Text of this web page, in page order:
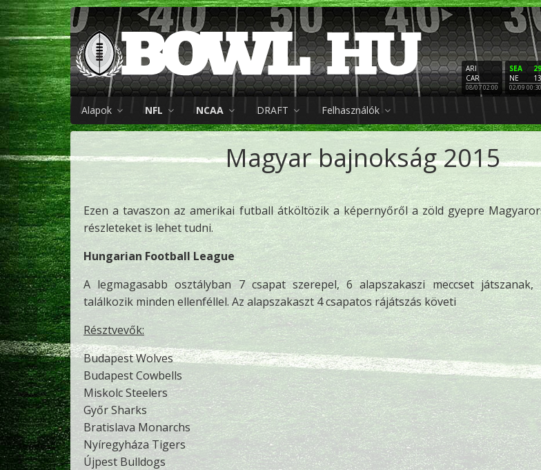
ARI
CAR
08/07 02:00
29
SEA
13
NE
02/09 00:30
Alapok NFL NCAA DRAFT Felhasználók
Magyar bajnokság 2015
Ezen a tavaszon az amerikai futball átköltözik a képernyőről a zöld gyepre
részleteket is lehet tudni.
Hungarian Football League
A legmagasabb osztályban 7 csapat szerepel, 6 alapszakaszi meccset
találkozik minden ellenféllel. Az alapszakaszt 4 csapatos rájátszás követi
Résztvevők:
Budapest Wolves
Budapest Cowbells
Miskolc Steelers
Győr Sharks
Bratislava Monarchs
Nyíregyháza Tigers
Újpest Bulldogs